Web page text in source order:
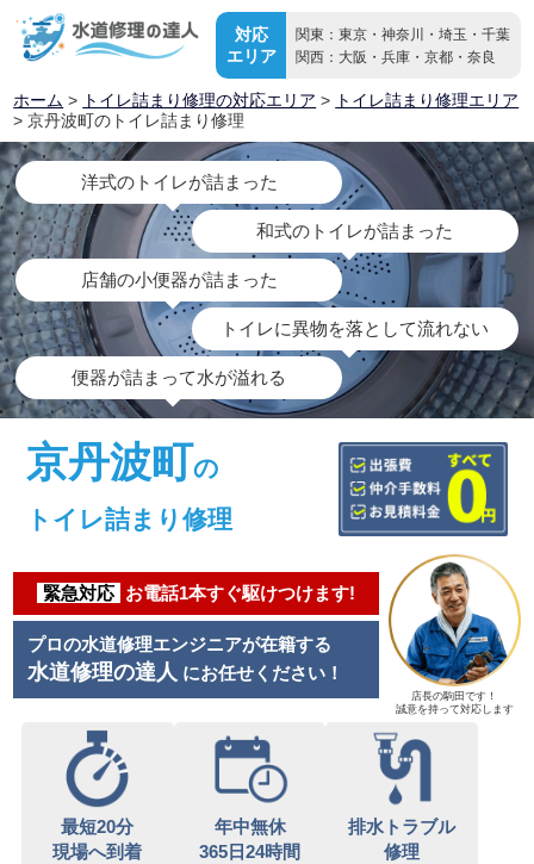
対応
エリア
関東：東京・神奈川・埼玉・千葉
関西：大阪・兵庫・京都・奈良
ホーム > トイレ詰まり修理の対応エリア > トイレ詰まり修理エリア
> 京丹波町のトイレ詰まり修理
洋式のトイレが詰まった
和式のトイレが詰まった
店舗の小便器が詰まった
トイレに異物を落として流れない
便器が詰まって水が溢れる
京丹波町の
トイレ詰まり修理
緊急対応 お電話1本すぐ駆けつけます!
プロの水道修理エンジニアが在籍する
水道修理の達人 にお任せください！
店長の駒田です！
誠意を持って対応します
最短20分
現場へ到着
年中無休
365日24時間
排水トラブル
修理